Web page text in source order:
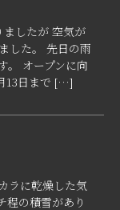
したが 空気が
した。 先日の雨
。 オープンに向
13日まで […]
ラに乾燥した気
程の積雪があり